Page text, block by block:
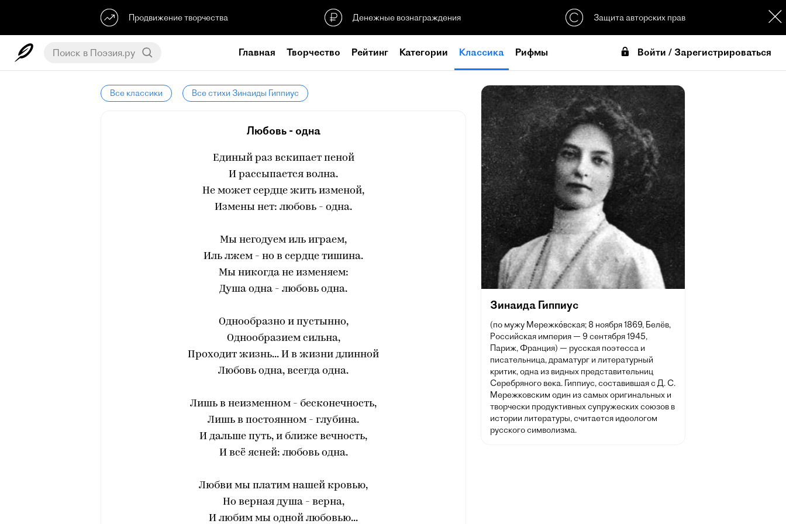
Продвижение творчества Денежные вознаграждения Защита авторских прав
Главная Творчество Рейтинг Категории Классика Рифмы Войти / Зарегистрироваться
Все классики Все стихи Зинаиды Гиппиус
Любовь - одна
Единый раз вскипает пеной
И рассыпается волна.
Не может сердце жить изменой,
Измены нет: любовь - одна.
Мы негодуем иль играем,
Иль лжем - но в сердце тишина.
Мы никогда не изменяем:
Душа одна - любовь одна.
Однообразно и пустынно,
Однообразием сильна,
Проходит жизнь... И в жизни длинной
Любовь одна, всегда одна.
Лишь в неизменном - бесконечность,
Лишь в постоянном - глубина.
И дальше путь, и ближе вечность,
И всё ясней: любовь одна.
Любви мы платим нашей кровью,
Но верная душа - верна,
И любим мы одной любовью...
Зинаида Гиппиус
(по мужу Мережко́вская; 8 ноября 1869, Белёв,
Российская империя — 9 сентября 1945,
Париж, Франция) — русская поэтесса и
писательница, драматург и литературный
критик, одна из видных представительниц
Серебряного века. Гиппиус, составившая с Д. С.
Мережковским один из самых оригинальных и
творчески продуктивных супружеских союзов в
истории литературы, считается идеологом
русского символизма.